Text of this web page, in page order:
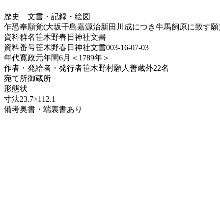
歴史
文書・記録・絵図
乍恐奉願覚(大坂千島嘉源治新田川成につき牛馬飼原に致す願
資料群名笹木野春日神社文書
資料番号笹木野春日神社文書003-16-07-03
年代寛政元年閏6月＜1789年＞
作者・発給者・発行者笹木野村願人善蔵外22名
宛て所御蔵所
形態状
寸法23.7×112.1
備考奥書・端裏書あり